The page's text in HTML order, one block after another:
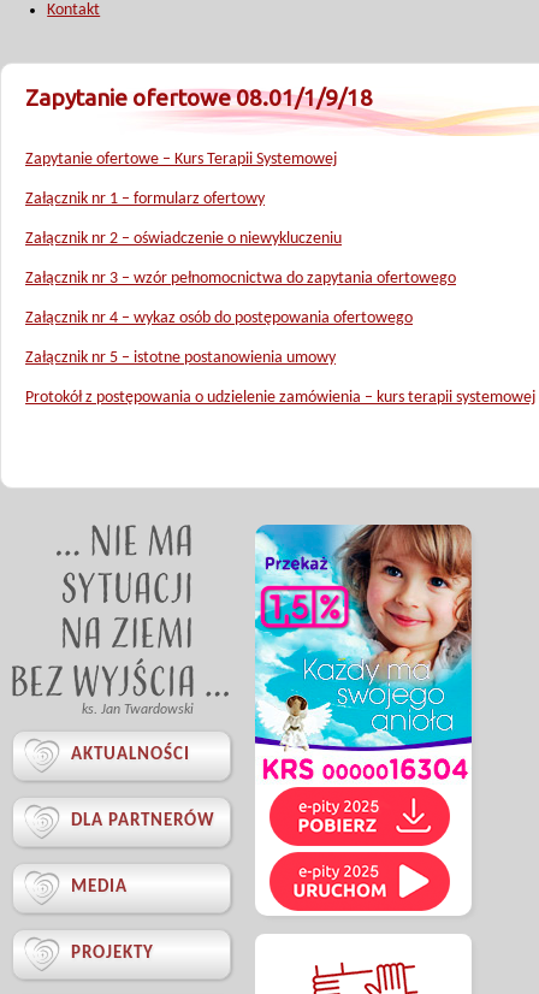
Kontakt
Zapytanie ofertowe 08.01/1/9/18
Zapytanie ofertowe – Kurs Terapii Systemowej
Załącznik nr 1 – formularz ofertowy
Załącznik nr 2 – oświadczenie o niewykluczeniu
Załącznik nr 3 – wzór pełnomocnictwa do zapytania ofertowego
Załącznik nr 4 – wykaz osób do postępowania ofertowego
Załącznik nr 5 – istotne postanowienia umowy
Protokół z postępowania o udzielenie zamówienia – kurs terapii systemowej
ks. Jan Twardowski
 AKTUALNOŚCI
 DLA PARTNERÓW
 MEDIA
 PROJEKTY